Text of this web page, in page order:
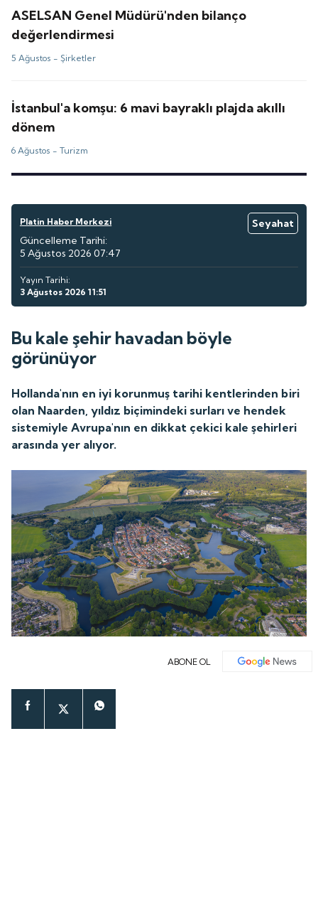
ASELSAN Genel Müdürü'nden bilanço
değerlendirmesi
5 Ağustos -Şirketler
İstanbul'a komşu: 6 mavi bayraklı plajda akıllı
dönem
6 Ağustos -Turizm
Platin Haber Merkezi
Seyahat
Güncelleme Tarihi:
5 Ağustos 2026 07:47
Yayın Tarihi:
3 Ağustos 2026 11:51
Bu kale şehir havadan böyle
görünüyor
Hollanda'nın en iyi korunmuş tarihi kentlerinden biri
olan Naarden, yıldız biçimindeki surları ve hendek
sistemiyle Avrupa'nın en dikkat çekici kale şehirleri
arasında yer alıyor.
ABONE OL